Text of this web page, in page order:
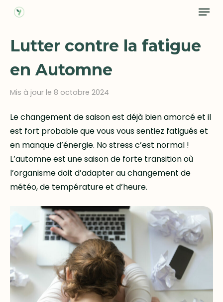
Skip
content
Menu
Lutter contre la fatigue
en Automne
Mis à jour le 8 octobre 2024
Le changement de saison est déjà bien amorcé et il
est fort probable que vous vous sentiez fatigués et
en manque d’énergie. No stress c’est normal !
L’automne est une saison de forte transition où
l’organisme doit d’adapter au changement de
météo, de température et d’heure.